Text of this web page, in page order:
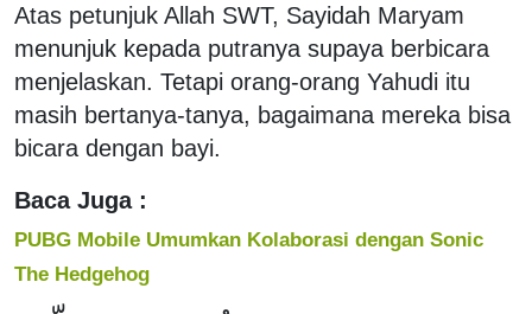
Atas petunjuk Allah SWT, Sayidah Maryam
menunjuk kepada putranya supaya berbicara
menjelaskan. Tetapi orang-orang Yahudi itu
masih bertanya-tanya, bagaimana mereka bisa
bicara dengan bayi.
Baca Juga :
PUBG Mobile Umumkan Kolaborasi dengan Sonic
The Hedgehog